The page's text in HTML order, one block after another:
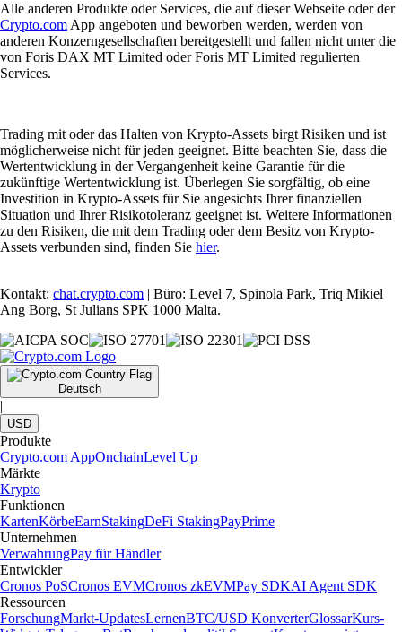
Alle anderen Produkte oder Services, die auf dieser Webseite oder der
Crypto.com App angeboten und beworben werden, werden von
anderen Konzerngesellschaften bereitgestellt und fallen nicht unter die
von Foris DAX MT Limited oder Foris MT Limited regulierten
Services.
Trading mit oder das Halten von Krypto-Assets birgt Risiken und ist
möglicherweise nicht für jeden geeignet. Bitte beachten Sie, dass die
Wertentwicklung in der Vergangenheit keine Garantie für die
zukünftige Wertentwicklung ist. Überlegen Sie sorgfältig, ob eine
Investition in Krypto-Assets für Sie angesichts Ihrer finanziellen
Situation und Ihrer Risikotoleranz geeignet ist. Weitere Informationen
zu den Risiken, die mit dem Trading oder dem Besitz von Krypto-
Assets verbunden sind, finden Sie hier.
Kontakt: chat.crypto.com | Büro: Level 7, Spinola Park, Triq Mikiel
Ang Borg, St Julians SPK 1000 Malta.
Deutsch
|
USD
Produkte
Crypto.com AppOnchainLevel Up
Märkte
Krypto
Funktionen
KartenKörbeEarnStakingDeFi StakingPayPrime
Unternehmen
VerwahrungPay für Händler
Entwickler
Cronos PoSCronos EVMCronos zkEVMPay SDKAI Agent SDK
Ressourcen
ForschungMarkt-UpdatesLernenBTC/USD KonverterGlossarKurs-